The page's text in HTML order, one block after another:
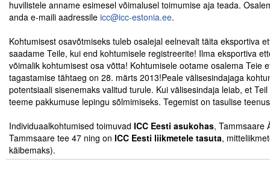
Viidad
ICC WBO
ICC komisjonid
Digiraamatukogu
Juhendid ja väljaanded
Videod
huvilistele anname esimesel võimalusel toimumise aja teada.
anda e-maili aadressile icc@icc-estonia.ee.
Kohtumisest osavõtmiseks tuleb osalejal eelnevalt täita eksportiva
saadame Teile, kui end kohtumisele registreerite! Ilma eksportiva
võimalik kohtumisest osa võtta! Kohtumisele ootame osalema Teie
tagastamise tähtaeg on 28. märts 2013!Peale välisesindajaga
potentsiaali sisenemaks valitud turule. Kui välisesindaja leiab, et
teeme pakkumuse lepingu sõlmimiseks. Tegemist on tasulise
Individuaalkohtumised toimuvad ICC Eesti asukohas, Tammsaare
Tammsaare tee 47 ning on ICC Eesti liikmetele tasuta,
käibemaks).